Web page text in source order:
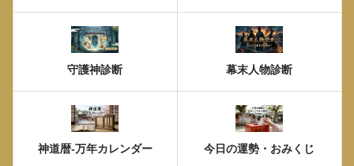
守護神診断 幕末人物診断
神道暦-万年カレンダー 今日の運勢・おみくじ